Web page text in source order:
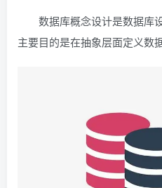
数据库概念设计是数据库
主要目的是在抽象层面定义数